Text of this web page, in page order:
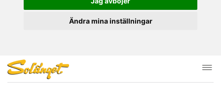
Ändra mina inställningar